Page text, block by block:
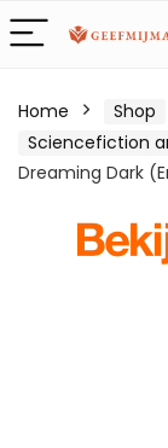
Home Shop
Sciencefiction
Dreaming Dark